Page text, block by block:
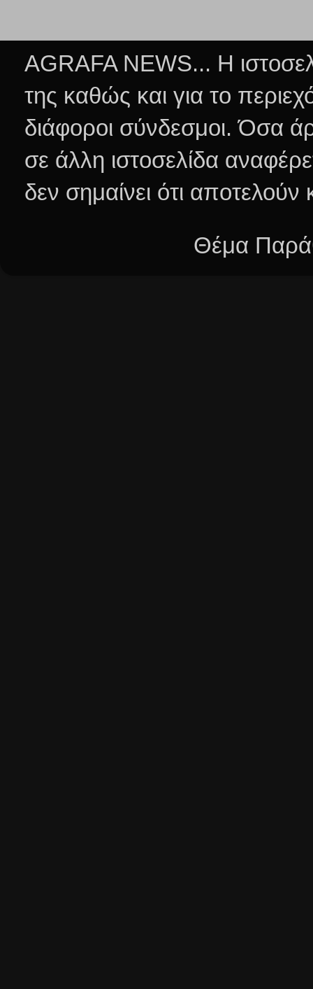
AGRAFA NEWS... Η
της καθώς και για το
διάφοροι σύνδεσμοι.Όσα
σε άλλη ιστοσελίδα
δεν σημαίνει ότι
Θέμα